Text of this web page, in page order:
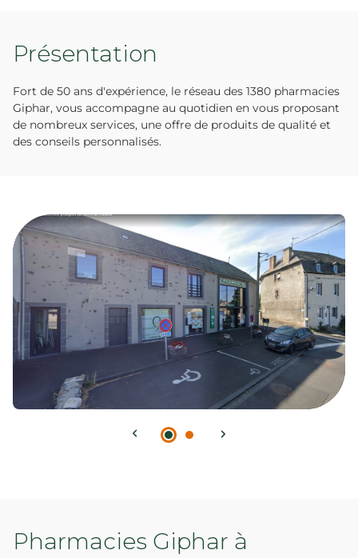
Présentation
Fort de 50 ans d'expérience, le réseau des 1380 pharmacies
Giphar, vous accompagne au quotidien en vous proposant
de nombreux services, une offre de produits de qualité et
des conseils personnalisés.
Pharmacies Giphar à